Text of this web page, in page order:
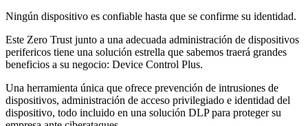
Ningún dispositivo es confiable hasta que se confirme su identidad.
Este Zero Trust junto a una adecuada administración de dispositivos
perifericos tiene una solución estrella que sabemos traerá grandes
beneficios a su negocio: Device Control Plus.
Una herramienta única que ofrece prevención de intrusiones de
dispositivos, administración de acceso privilegiado e identidad del
dispositivo, todo incluido en una solución DLP para proteger su